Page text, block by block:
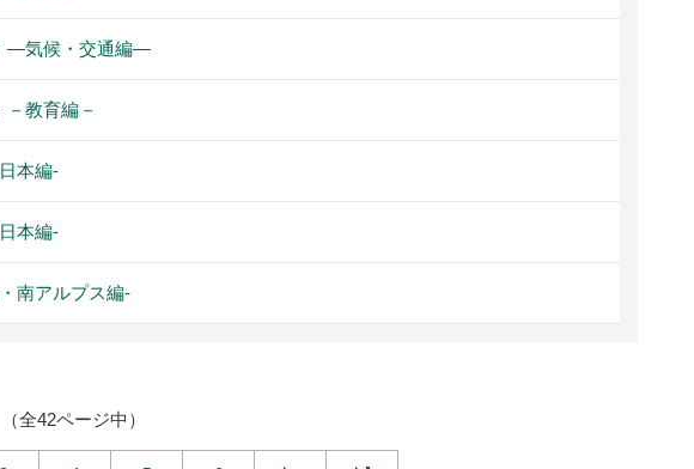
―気候・交通編―
－教育編－
本編-
本編-
南アルプス編-
全42ページ中）